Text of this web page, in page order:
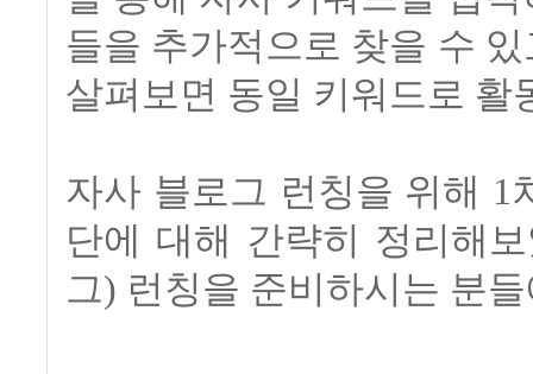
들을 추가적으로 찾을 수
살펴보면 동일 키워드로 활
자사 블로그 런칭을 위해 1
단에 대해 간략히 정리해
그) 런칭을 준비하시는 분